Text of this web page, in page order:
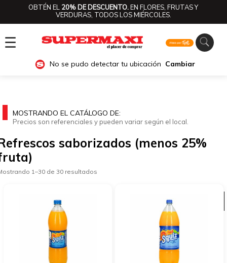
OBTÉN EL 20% DE DESCUENTO.EN FLORES, FRUTAS Y
VERDURAS, TODOS LOS MIÉRCOLES.
☰
No se pudo detectar tu ubicación Cambiar
Ver categorías
MOSTRANDO EL CATÁLOGO DE:
Precios son referenciales y pueden variar según el local.
saborizados (menos 25%
1–30 de 30 resultados